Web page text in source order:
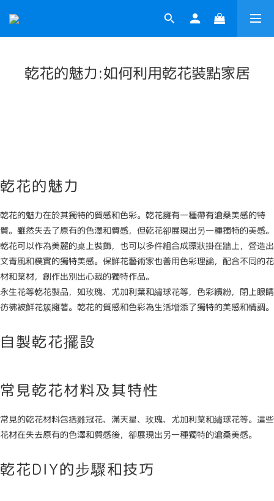
乾花的魅力:如何利用乾花裝點家居
乾花的魅力
乾花的魅力在於其獨特的質感和色彩。乾花擁有一種帶有滄桑美感的特
質。雖然失去了原有的色澤和質感，但乾花卻展現出另一種獨特的美感。
乾花可以作為美麗的桌上裝飾，也可以多件組合成環狀掛在牆上，營造出
文青風和樸實的獨特美感。保鮮花藝術家也善用色彩理論，配合不同的花
材和葉材，創作出別出心裁的獨特作品。
永生花等乾花製品，如玫瑰、尤加利葉和繡球花等，色彩繽紛，閉上眼睛
彷彿被鮮花簇擁著。乾花的質感和色彩為生活增添了獨特的美感和情調。
自製乾花擺設
常見乾花材料及其特性
常見的乾花材料包括雞冠花、滿天星、玫瑰、尤加利葉和繡球花等。這些
花材在失去原有的色澤和質感後，卻展現出另一種獨特的滄桑美感。
乾花DIY的步驟和技巧